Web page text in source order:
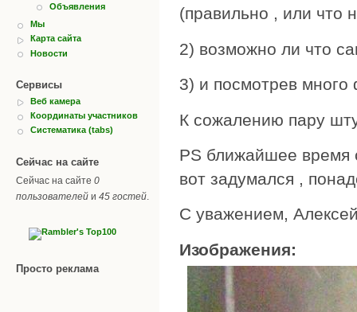
Объявления
Мы
Карта сайта
Новости
Сервисы
Веб камера
Координаты участников
Систематика (tabs)
Сейчас на сайте
Сейчас на сайте 0
пользователей и 45 гостей
Просто реклама
(правильно , или что
2) возможно ли что
3) и посмотрев много
К сожалению пару
PS ближайшее время
вот задумался ,
С уважением,
Изображения: